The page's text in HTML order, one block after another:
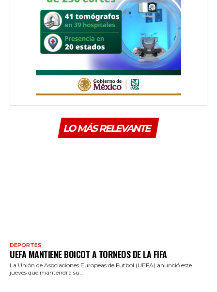
LO MÁS RELEVANTE
DEPORTES
UEFA MANTIENE BOICOT A TORNEOS DE LA FIFA
La Unión de Asociaciones Europeas de Futbol (UEFA) anunció este
jueves que mantendrá su...